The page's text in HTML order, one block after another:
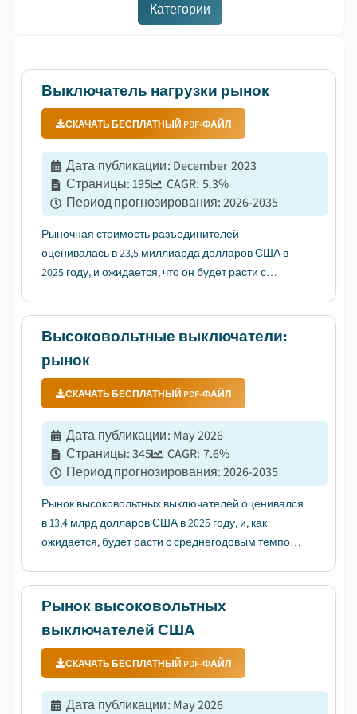
Категории
Выключатель нагрузки рынок
СКАЧАТЬ БЕСПЛАТНЫЙ PDF-ФАЙЛ
Дата публикации: December 2023
Страницы:195 CAGR: 5.3%
Период прогнозирования:2026-2035
Рыночная стоимость разъединителей
оценивалась в 23,5 миллиарда долларов США в
2025 году, и ожидается, что он будет расти с
растущим спросом на безопасность
Высоковольтные выключатели:
рынок
СКАЧАТЬ БЕСПЛАТНЫЙ PDF-ФАЙЛ
Дата публикации: May 2026
Страницы:345 CAGR: 7.6%
Период прогнозирования:2026-2035
Рынок высоковольтных выключателей оценивался
в 13,4 млрд долларов США в 2025 году, и, как
ожидается, будет расти с среднегодовым темпом
заменой устаревшей инфраструктуры....
Рынок высоковольтных
выключателей США
СКАЧАТЬ БЕСПЛАТНЫЙ PDF-ФАЙЛ
Дата публикации: May 2026